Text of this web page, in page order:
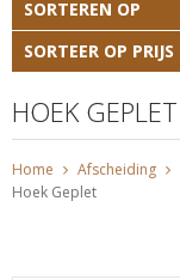
SORTEREN OP
SORTEER OP PRIJS
HOEK GEPLET
Home Afscheiding
Hoek Geplet